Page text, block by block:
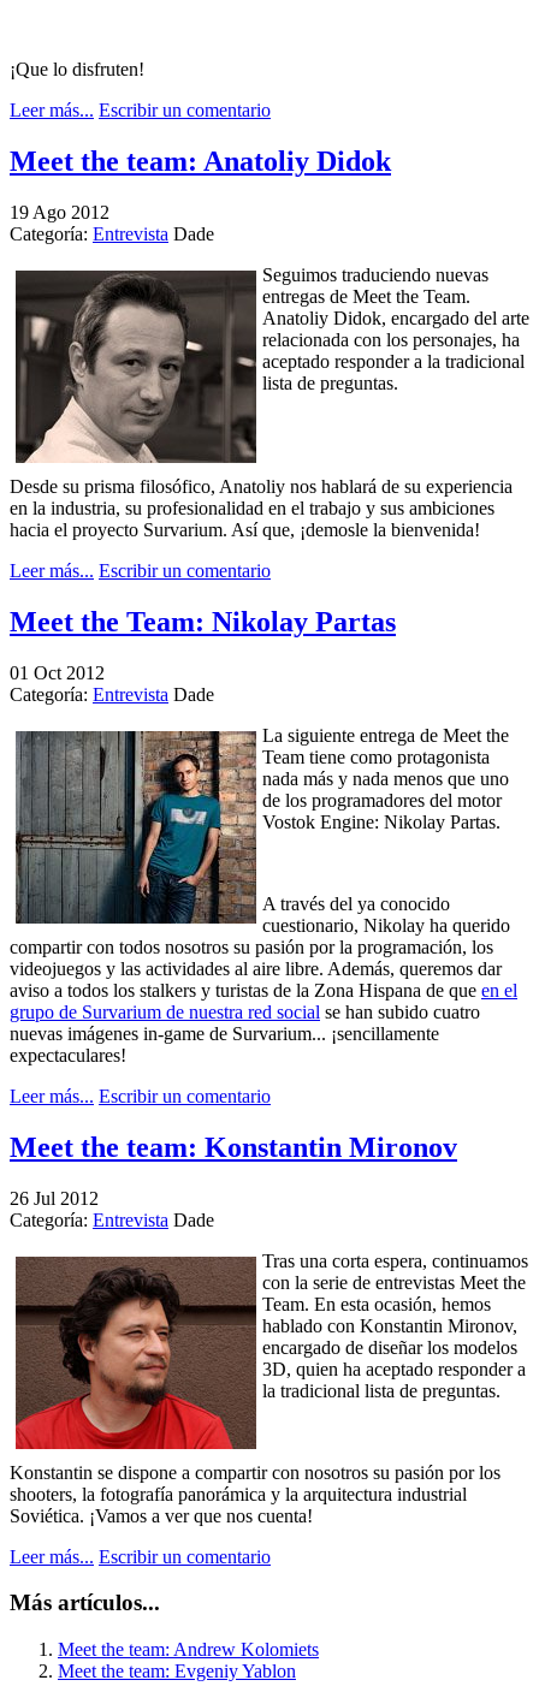
¡Que lo disfruten!
Leer más... Escribir un comentario
Meet the team: Anatoliy Didok
19 Ago 2012
Categoría: Entrevista Dade
Seguimos traduciendo nuevas
entregas de Meet the Team.
Anatoliy Didok, encargado del arte
relacionada con los personajes, ha
aceptado responder a la tradicional
lista de preguntas.
Desde su prisma filosófico, Anatoliy nos hablará de su experiencia
en la industria, su profesionalidad en el trabajo y sus ambiciones
hacia el proyecto Survarium. Así que, ¡demosle la bienvenida!
Leer más... Escribir un comentario
Meet the Team: Nikolay Partas
01 Oct 2012
Categoría: Entrevista Dade
La siguiente entrega de Meet the
Team tiene como protagonista
nada más y nada menos que uno
de los programadores del motor
Vostok Engine: Nikolay Partas.
A través del ya conocido
cuestionario, Nikolay ha querido
compartir con todos nosotros su pasión por la programación, los
videojuegos y las actividades al aire libre. Además, queremos dar
aviso a todos los stalkers y turistas de la Zona Hispana de que en el
grupo de Survarium de nuestra red social se han subido cuatro
nuevas imágenes in-game de Survarium... ¡sencillamente
expectaculares!
Leer más... Escribir un comentario
Meet the team: Konstantin Mironov
26 Jul 2012
Categoría: Entrevista Dade
Tras una corta espera, continuamos
con la serie de entrevistas Meet the
Team. En esta ocasión, hemos
hablado con Konstantin Mironov,
encargado de diseñar los modelos
3D, quien ha aceptado responder a
la tradicional lista de preguntas.
Konstantin se dispone a compartir con nosotros su pasión por los
shooters, la fotografía panorámica y la arquitectura industrial
Soviética. ¡Vamos a ver que nos cuenta!
Leer más... Escribir un comentario
Más artículos...
Meet the team: Andrew Kolomiets
Meet the team: Evgeniy Yablon